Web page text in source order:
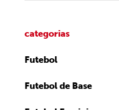
categorias
Futebol
Futebol de Base